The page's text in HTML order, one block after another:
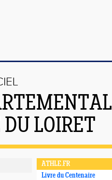
LOIRET
ATHLE.FR
Livre du Centenaire